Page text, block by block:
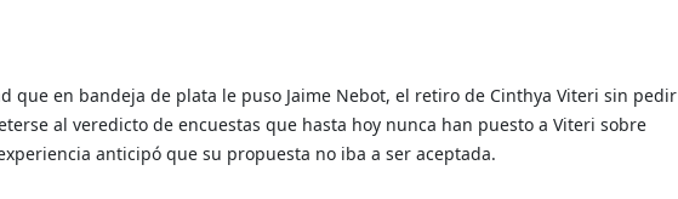
que en bandeja de plata le puso Jaime Nebot, el retiro de Cinthya Viteri sin pedir
al veredicto de encuestas que hasta hoy nunca han puesto a Viteri sobre
anticipó que su propuesta no iba a ser aceptada.